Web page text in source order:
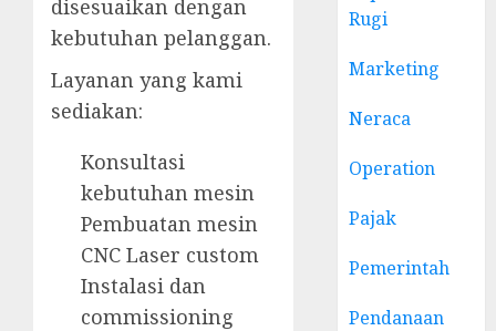
disesuaikan dengan
kebutuhan pelanggan.
Layanan yang kami
sediakan:
Konsultasi
kebutuhan mesin
Pembuatan mesin
CNC Laser custom
Instalasi dan
commissioning
Rugi
Marketing
Neraca
Operation
Pajak
Pemerintah
Pendanaan